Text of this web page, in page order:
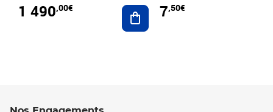
1 490,00€ Ajouter au panier
7,50€